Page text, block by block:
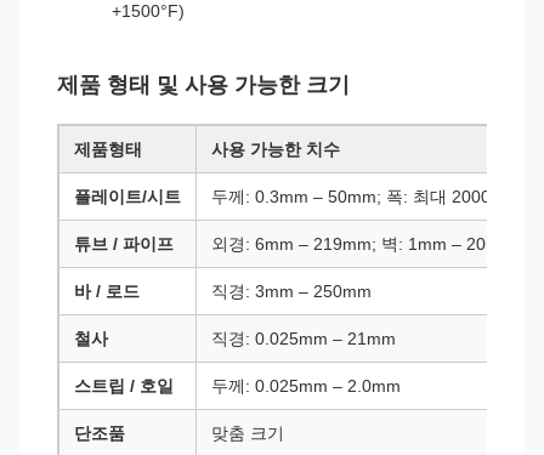
+1500°F)
제품 형태 및 사용 가능한 크기
제품형태 사용 가능한 치수
플레이트/시트 두께: 0.3mm – 50mm; 폭: 최대 2000mm
튜브 / 파이프 외경: 6mm – 219mm; 벽: 1mm – 20mm
바 / 로드 직경: 3mm – 250mm
철사 직경: 0.025mm – 21mm
스트립 / 호일 두께: 0.025mm – 2.0mm
단조품 맞춤 크기